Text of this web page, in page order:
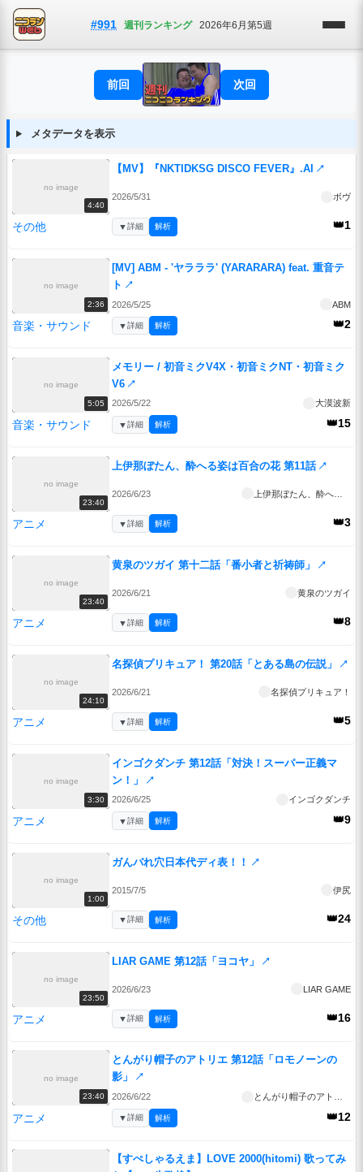
#991 週刊ランキング 2026年6月第5週
前回 次回
メタデータを表示
no image
4:40
【MV】『NKTIDKSG DISCO FEVER』.AI ↗
2026/5/31 ボヴ
その他 👑1
▼詳細 解析
no image
2:36
[MV] ABM - 'ヤラララ' (YARARARA) feat. 重音テ
ト ↗
2026/5/25 ABM
音楽・サウンド 👑2
▼詳細 解析
no image
5:05
メモリー / 初音ミクV4X・初音ミクNT・初音ミク
V6 ↗
2026/5/22 大漠波新
音楽・サウンド 👑15
▼詳細 解析
no image
23:40
上伊那ぼたん、酔へる姿は百合の花 第11話 ↗
2026/6/23
アニメ 👑3
▼詳細 解析
no image
23:40
黄泉のツガイ 第十二話「番小者と祈祷師」 ↗
2026/6/21 黄泉のツガイ
アニメ 👑8
▼詳細 解析
no image
24:10
名探偵プリキュア！ 第20話「とある島の伝説」 ↗
2026/6/21 名探偵プリキュア！
アニメ 👑5
▼詳細 解析
no image
3:30
インゴクダンチ 第12話「対決！スーパー正義マ
ン！」
↗
2026/6/25 インゴクダンチ
アニメ 👑9
▼詳細 解析
no image
1:00
ガんバれ穴日本代ディ表！！ ↗
2015/7/5 伊尻
その他 👑24
▼詳細 解析
no image
23:50
LIAR GAME 第12話「ヨコヤ」 ↗
2026/6/23 LIAR GAME
アニメ 👑16
▼詳細 解析
no image
23:40
とんがり帽子のアトリエ 第12話「ロモノーンの
影」
↗
2026/6/22
アニメ 👑12
▼詳細 解析
【すぺしゃるえま】LOVE 2000(hitomi) 歌ってみ